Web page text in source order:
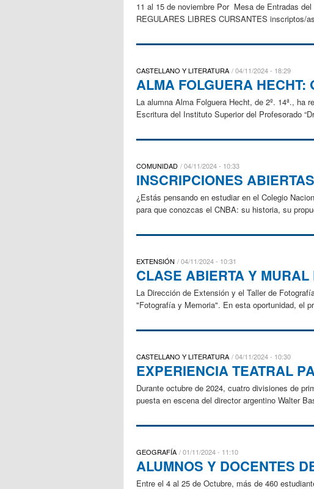
11 al 15 de noviembre Por Mesa de Entradas
REGULARES LIBRES CURSANTES
CASTELLANO Y LITERATURA 04/11/2024 - 18:29
ALMA FOLGUERA HECHT:
La alumna Alma Folguera Hecht, de 2º. 14ª., ha
Escritura del Instituto Superior del Profesorado
COMUNIDAD 04/11/2024 - 10:33
INSCRIPCIONES
¿Estás pensando en estudiar en el Colegio
para que conozcas el CNBA: su his​​toria, su
EXTENSIÓN 04/11/2024 - 10:31
CLASE ABIERTA Y
La Dirección de Extensión y el Taller de
"Fotografía y Memoria". En esta oportunidad, el
CASTELLANO Y LITERATURA 04/11/2024 - 10:30
EXPERIENCIA TEATRAL
Durante octubre de 2024, cuatro divisiones de
puesta en escena del director argentino Walter
GEOGRAFÍA 01/11/2024 - 11:10
ALUMNOS Y DOCENTES
Entre el 4 al 25 de Octubre, más de 460